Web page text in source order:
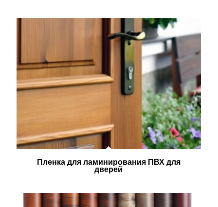
Пленка для ламинирования ПВХ для
дверей